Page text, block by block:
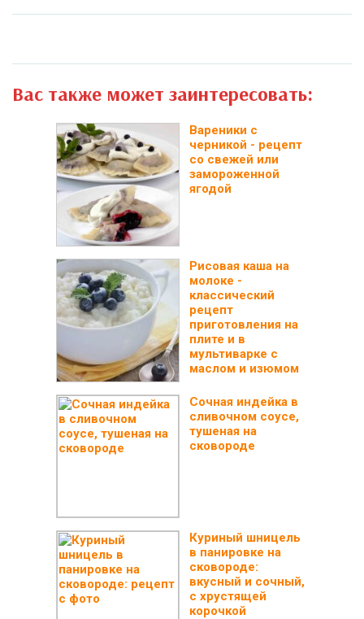
Вас также может заинтересовать:
Вареники с
черникой - рецепт
со свежей или
замороженной
ягодой
Рисовая каша на
молоке -
классический
рецепт
приготовления на
плите и в
мультиварке с
маслом и изюмом
Сочная индейка в
сливочном соусе,
тушеная на
сковороде
Куриный шницель
в панировке на
сковороде:
вкусный и сочный,
с хрустящей
корочкой